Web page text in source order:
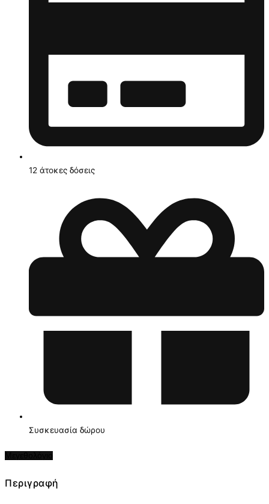
12 άτοκες δόσεις
Συσκευασία δώρου
Περιγραφή